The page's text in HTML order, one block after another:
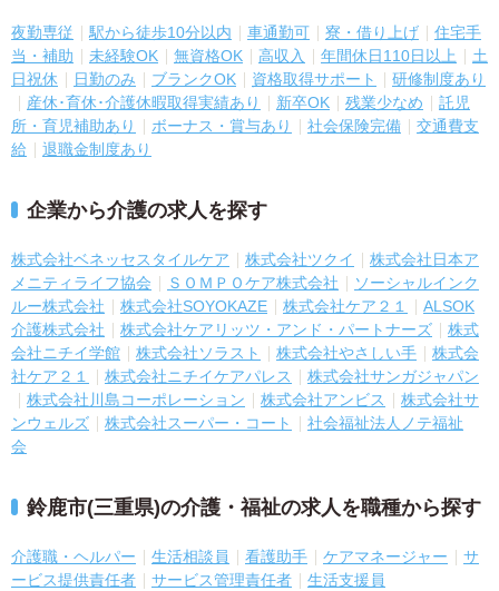
夜勤専従 駅から徒歩10分以内 車通勤可 寮・借り上げ
住宅手
当・補助
未経験OK 無資格OK 高収入 年間休日110日以上
土
日祝休
日勤のみ ブランクOK 資格取得サポート
研修制度あり
産休･育休･介護休暇取得実績あり
新卒OK 残業少なめ
託児
所・育児補助あり
ボーナス・賞与あり 社会保険完備
交通費支
給
退職金制度あり
企業から介護の求人を探す
株式会社ベネッセスタイルケア 株式会社ツクイ
株式会社日本ア
メニティライフ協会
ＳＯＭＰＯケア株式会社
ソーシャルインク
ルー株式会社
株式会社SOYOKAZE 株式会社ケア２１
ALSOK
介護株式会社
株式会社ケアリッツ・アンド・パートナーズ
株式
会社ニチイ学館
株式会社ソラスト 株式会社やさしい手
株式会
社ケア２１
株式会社ニチイケアパレス
株式会社サンガジャパン
株式会社川島コーポレーション
株式会社アンビス
株式会社サ
ンウェルズ
株式会社スーパー・コート
社会福祉法人ノテ福祉
会
鈴鹿市(三重県)の介護・福祉の求人を職種から探す
介護職・ヘルパー 生活相談員 看護助手 ケアマネージャー
サ
ービス提供責任者
サービス管理責任者 生活支援員